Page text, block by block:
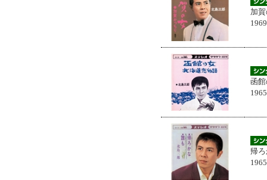
加
函
帰